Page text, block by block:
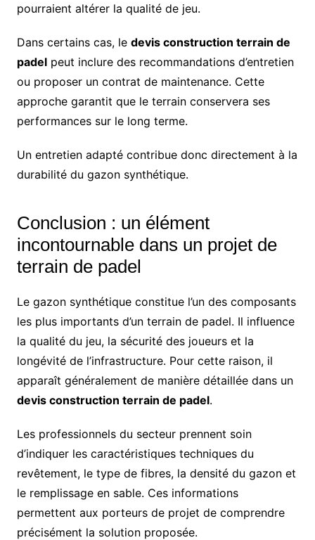
pourraient altérer la qualité de jeu.
Dans certains cas, le devis construction terrain de
padelpeut inclure des recommandations d’entretien
ou proposer un contrat de maintenance. Cette
approche garantit que le terrain conservera ses
performances sur le long terme.
Un entretien adapté contribue donc directement à la
durabilité du gazon synthétique.
Conclusion : un élément
incontournable dans un projet de
terrain de padel
Le gazon synthétique constitue l’un des composants
les plus importants d’un terrain de padel. Il influence
la qualité du jeu, la sécurité des joueurs et la
longévité de l’infrastructure. Pour cette raison, il
apparaît généralement de manière détaillée dans un
devis construction terrain de padel.
Les professionnels du secteur prennent soin
d’indiquer les caractéristiques techniques du
revêtement, le type de fibres, la densité du gazon et
le remplissage en sable. Ces informations
permettent aux porteurs de projet de comprendre
précisément la solution proposée.